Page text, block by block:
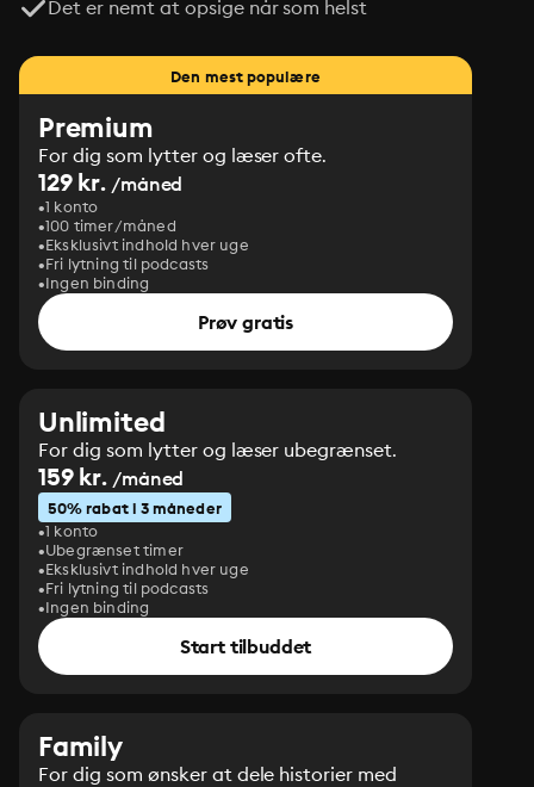
Det er nemt at opsige når som helst
Den mest populære
Premium
For dig som lytter og læser ofte.
129 kr. /måned
1 konto
100 timer/måned
Eksklusivt indhold hver uge
Fri lytning til podcasts
Ingen binding
Prøv gratis
Unlimited
For dig som lytter og læser ubegrænset.
159 kr. /måned
50% rabat i 3 måneder
1 konto
Ubegrænset timer
Eksklusivt indhold hver uge
Fri lytning til podcasts
Ingen binding
Start tilbuddet
Family
For dig som ønsker at dele historier med